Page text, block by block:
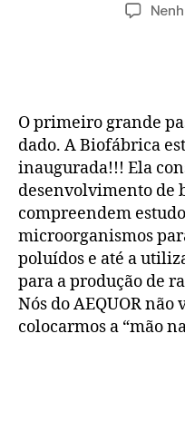
O primeiro grande
dado. A Biofábrica
inaugurada!!! Ela
desenvolvimento de
compreendem
microorganismos
poluídos e até a
para a produção de
Nós do AEQUOR não
colocarmos a “mão